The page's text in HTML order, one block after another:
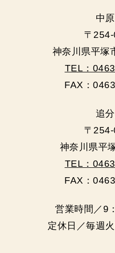
中
〒
神奈川県平塚
TEL：
FAX：
追
〒
神奈川県平
TEL：
FAX：
営業時間／9
定休日／毎週